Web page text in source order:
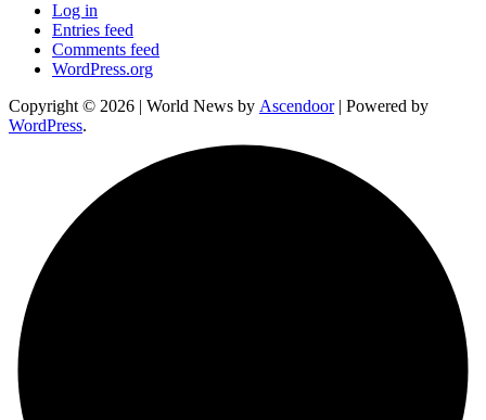
Log in
Entries feed
Comments feed
WordPress.org
Copyright © 2026 | World News by Ascendoor| Powered by
WordPress.